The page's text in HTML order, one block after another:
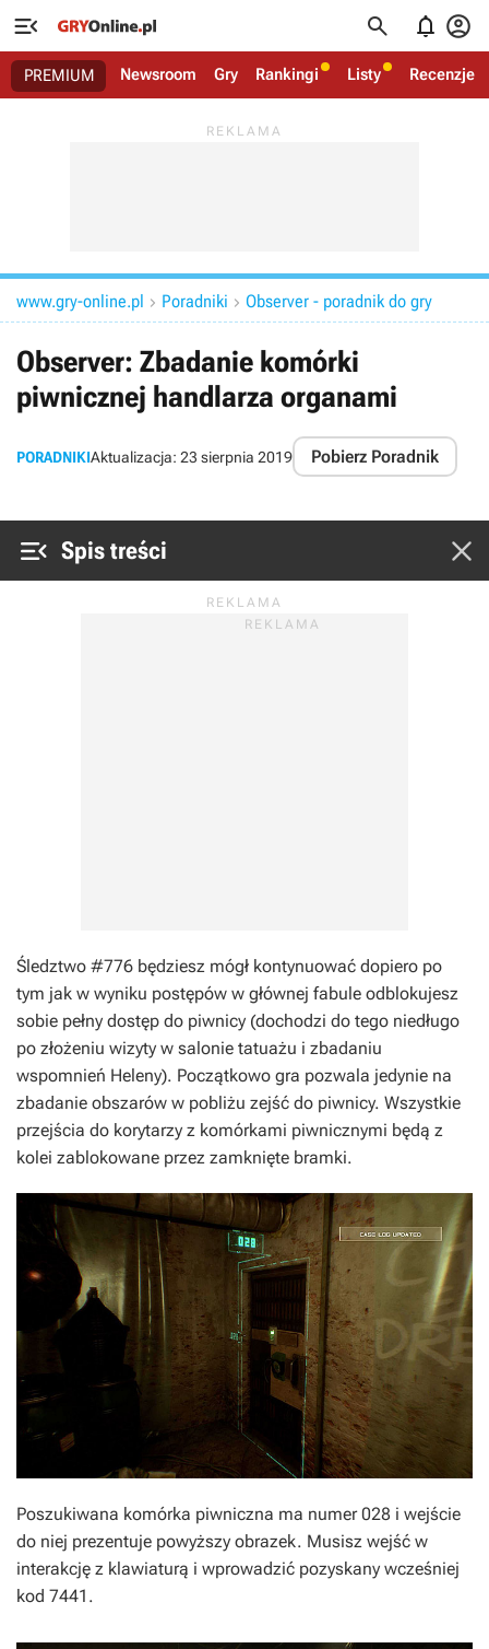
   
PREMIUM Newsroom Gry Rankingi Listy Recenzje
www.gry-online.pl  Poradniki  Observer - poradnik do gry
Observer: Zbadanie komórki
piwnicznej handlarza organami
PORADNIKIAktualizacja: 23 sierpnia 2019 Pobierz Poradnik
 Spis treści 
Śledztwo #776 będziesz mógł kontynuować dopiero po
tym jak w wyniku postępów w głównej fabule odblokujesz
sobie pełny dostęp do piwnicy (dochodzi do tego niedługo
po złożeniu wizyty w salonie tatuażu i zbadaniu
wspomnień Heleny). Początkowo gra pozwala jedynie na
zbadanie obszarów w pobliżu zejść do piwnicy. Wszystkie
przejścia do korytarzy z komórkami piwnicznymi będą z
kolei zablokowane przez zamknięte bramki.
Poszukiwana komórka piwniczna ma numer 028 i wejście
do niej prezentuje powyższy obrazek. Musisz wejść w
interakcję z klawiaturą i wprowadzić pozyskany wcześniej
kod 7441.